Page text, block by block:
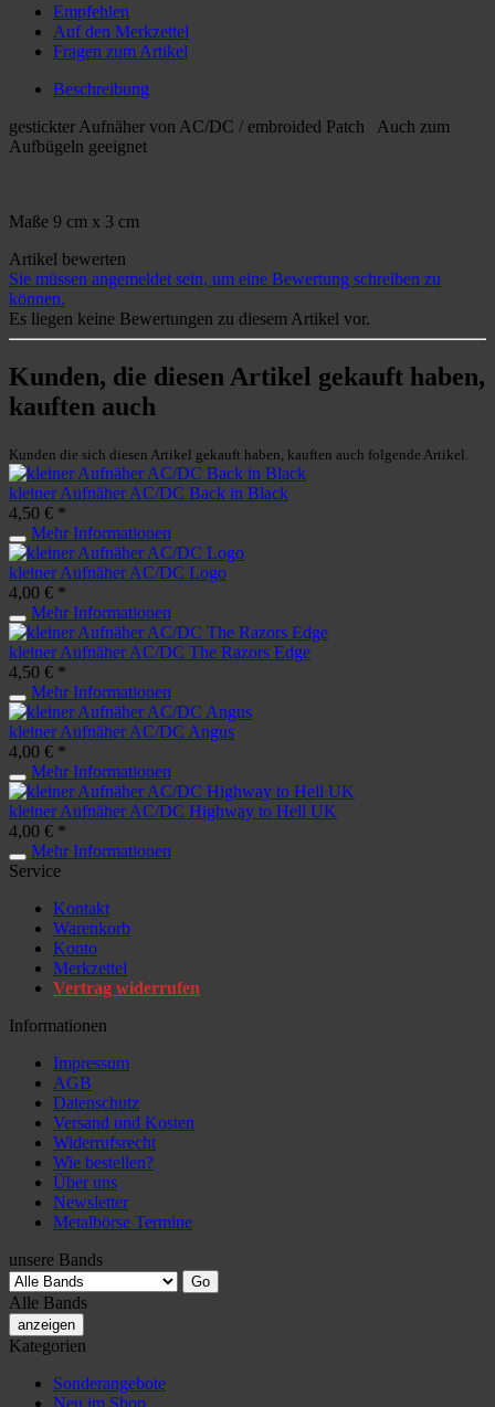
Empfehlen
Auf den Merkzettel
Fragen zum Artikel
Beschreibung
gestickter Aufnäher von AC/DC / embroided Patch Auch zum
Aufbügeln geeignet
Maße 9 cm x 3 cm
Artikel bewerten
Sie müssen angemeldet sein, um eine Bewertung schreiben zu
können.
Es liegen keine Bewertungen zu diesem Artikel vor.
Kunden, die diesen Artikel gekauft haben,
kauften auch
Kunden die sich diesen Artikel gekauft haben, kauften auch folgende Artikel.
kleiner Aufnäher AC/DC Back in Black
4,50 € *
Mehr Informationen
kleiner Aufnäher AC/DC Logo
4,00 € *
Mehr Informationen
kleiner Aufnäher AC/DC The Razors Edge
4,50 € *
Mehr Informationen
kleiner Aufnäher AC/DC Angus
4,00 € *
Mehr Informationen
kleiner Aufnäher AC/DC Highway to Hell UK
4,00 € *
Mehr Informationen
Service
Kontakt
Warenkorb
Konto
Merkzettel
Vertrag widerrufen
Informationen
Impressum
AGB
Datenschutz
Versand und Kosten
Widerrufsrecht
Wie bestellen?
Über uns
Newsletter
Metalbörse Termine
unsere Bands
Alle Bands
anzeigen
Kategorien
Sonderangebote
Neu im Shop